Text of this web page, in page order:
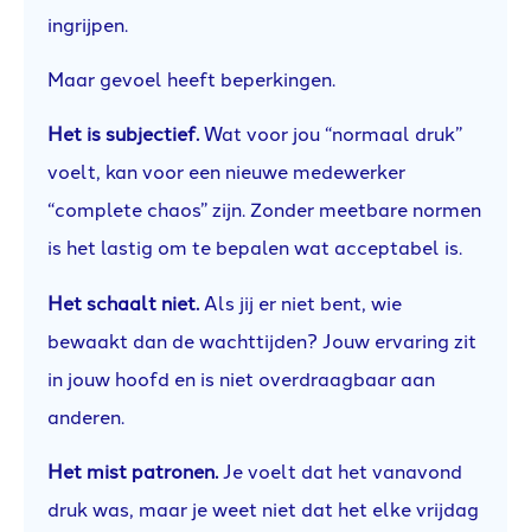
ingrijpen.
Maar gevoel heeft beperkingen.
Het is subjectief.Wat voor jou “normaal druk”
voelt, kan voor een nieuwe medewerker
“complete chaos” zijn. Zonder meetbare normen
is het lastig om te bepalen wat acceptabel is.
Het schaalt niet. Als jij er niet bent, wie
bewaakt dan de wachttijden? Jouw ervaring zit
in jouw hoofd en is niet overdraagbaar aan
anderen.
Het mist patronen. Je voelt dat het vanavond
druk was, maar je weet niet dat het elke vrijdag